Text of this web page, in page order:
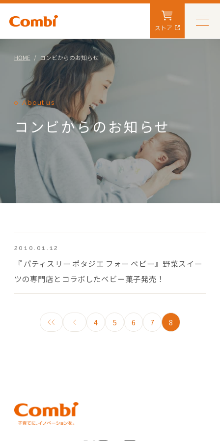
ストア
HOME コンビからのお知らせ
About us
コンビからのお知らせ
2010.01.12
『 パティスリー ポタジエ フォー ベビー』野菜スイー
ツの専門店とコラボしたベビー菓子発売！
4 5 6 7 8